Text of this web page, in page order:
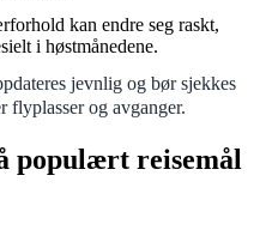
kan endre seg raskt,
i høstmånedene.
jevnlig og bør sjekkes
og avganger.
populært reisemål